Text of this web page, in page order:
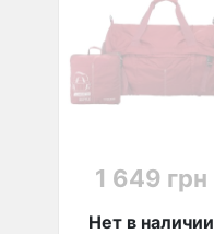
1 649 грн
Нет в наличии